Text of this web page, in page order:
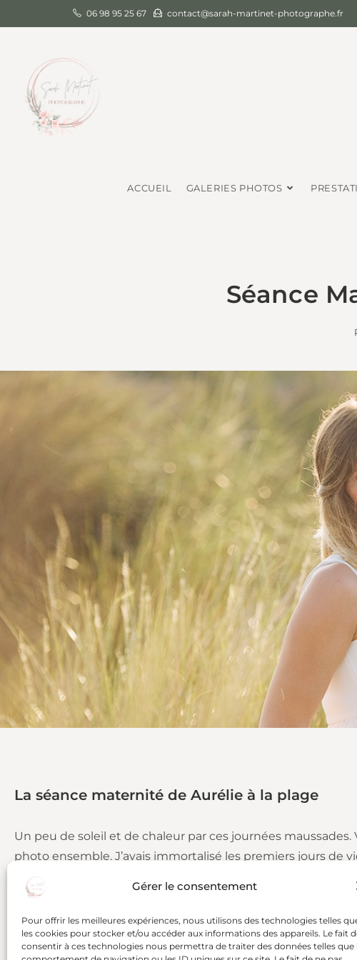
Gérer le consentement
Pour offrir les meilleures expériences, nous utilisons des technologies telles
les cookies pour stocker et/ou accéder aux informations des appareils. Le fait
consentir à ces technologies nous permettra de traiter des données telles que
06 98 95 25 67 contact@sarah-martinet-photographe.fr
ACCUEIL GALERIES PHOTOS
Séance
La séance maternité de Aurélie à la plage
Un peu de soleil et de chaleur par ces journées
photo ensemble. J’avais immortalisé les premiers jours de
de ce petit bout. Mais je garde ces photos secrètes
clientes. Trois robes aux formes, matières et couleurs très